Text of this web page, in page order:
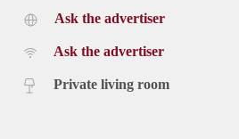
Ask the advertiser
Ask the advertiser
Private living room